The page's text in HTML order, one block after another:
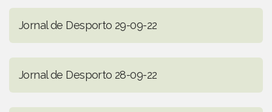
Jornal de Desporto 29-09-22
Jornal de Desporto 28-09-22